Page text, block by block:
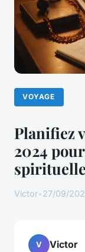
VOYAGE
Planifiez
2024
spirituelle
Victor•27/09/
V Victor